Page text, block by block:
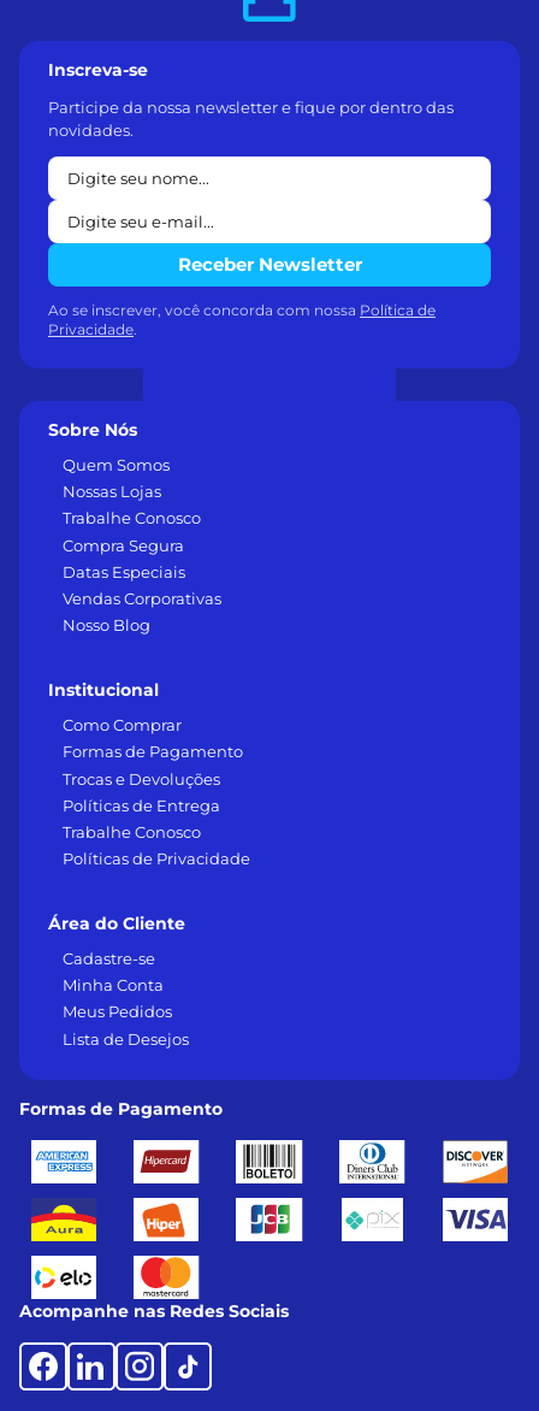
Sobre Nós
Quem Somos
Nossas Lojas
Trabalhe Conosco
Compra Segura
Datas Especiais
Vendas Corporativas
Nosso Blog
Institucional
Como Comprar
Formas de Pagamento
Trocas e Devoluções
Políticas de Entrega
Trabalhe Conosco
Políticas de Privacidade
Área do Cliente
Cadastre-se
Minha Conta
Meus Pedidos
Lista de Desejos
Inscreva-se
Participe da nossa newsletter e fique por dentro das
novidades.
Receber Newsletter
Ao se inscrever, você concorda com nossa Política de
Privacidade.
Formas de Pagamento
Acompanhe nas Redes Sociais